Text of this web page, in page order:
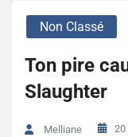
Non Classé
Ton pire
Slaughter
Melliane 20